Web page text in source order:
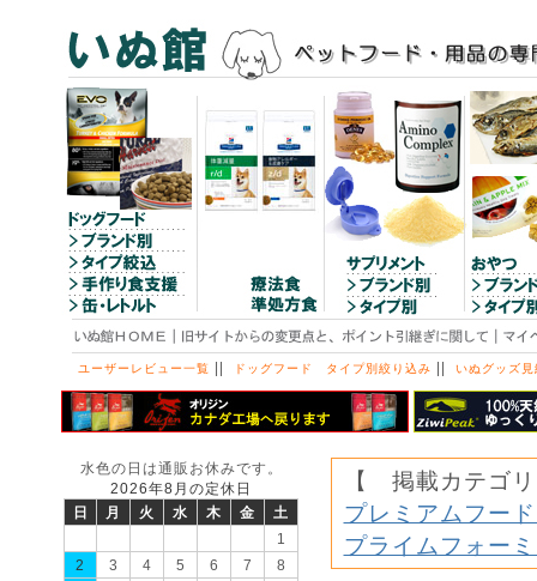
ユーザーレビュー一覧 || ドッグフード タイプ別絞り込み || いぬグッズ見
水色の日は通販お休みです。
2026年8月の定休日
日
月 火 水 木 金
土
1
2
3 4 5 6 7
8
【 掲載カテゴ
プレミアムフー
プライムフォー